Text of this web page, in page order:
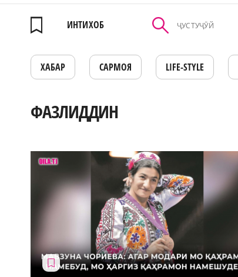
ИНТИХОБ
ХАБАР САРМОЯ LIFE-STYLE
ФАЗЛИДДИН